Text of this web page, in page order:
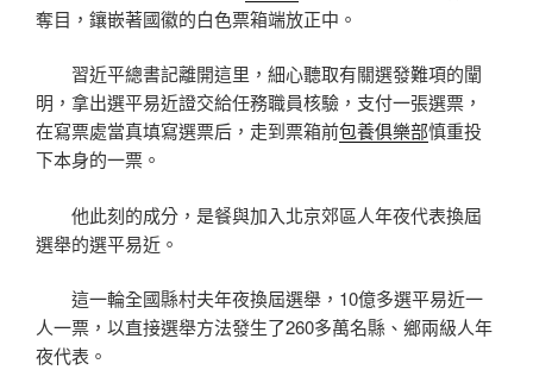
奪目，鑲嵌著國徽的白色票箱端放正中。
習近平總書記離開這里，細心聽取有關選發難項的闡
明，拿出選平易近證交給任務職員核驗，支付一張選票，
在寫票處當真填寫選票后，走到票箱前包養俱樂部慎重投
下本身的一票。
他此刻的成分，是餐與加入北京郊區人年夜代表換屆
選舉的選平易近。
這一輪全國縣村夫年夜換屆選舉，10億多選平易近一
人一票，以直接選舉方法發生了260多萬名縣、鄉兩級人年
夜代表。